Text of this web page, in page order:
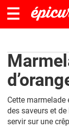
Cette marmelade
des saveurs et de
servir sur une